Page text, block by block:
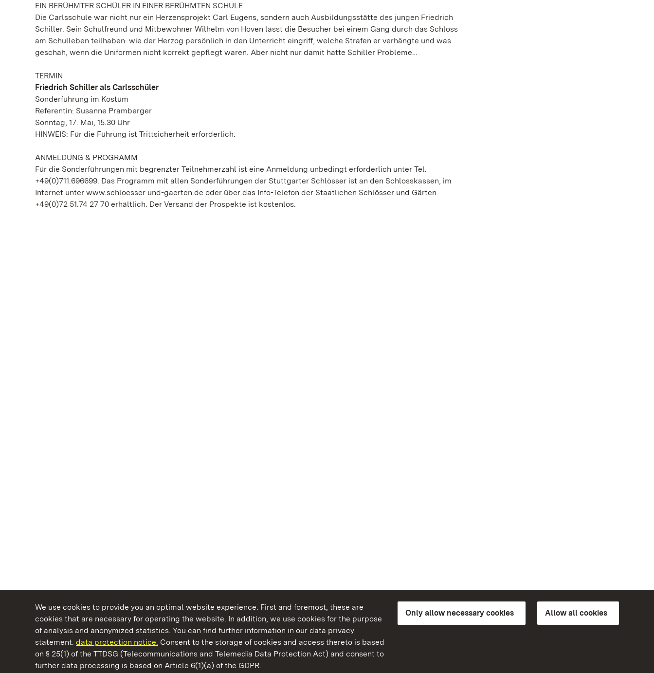
We use cookies to provide you an optimal website experience. First and foremost, these are
cookies that are necessary for operating the website. In addition, we use cookies for the purpose
of analysis and anonymized statistics. You can find further information in our data privacy
statement. data protection notice. Consent to the storage of cookies and access thereto is based
on § 25(1) of the TTDSG (Telecommunications and Telemedia Data Protection Act) and consent to
further data processing is based on Article 6(1)(a) of the GDPR.
Only allow necessary cookies Allow all cookies
EIN BERÜHMTER SCHÜLER IN EINER BERÜHMTEN SCHULE
Die Carlsschule war nicht nur ein Herzensprojekt Carl Eugens, sondern auch Ausbildungsstätte des jungen Friedrich
Schiller. Sein Schulfreund und Mitbewohner Wilhelm von Hoven lässt die Besucher bei einem Gang durch das Schloss
am Schulleben teilhaben: wie der Herzog persönlich in den Unterricht eingriff, welche Strafen er verhängte und was
geschah, wenn die Uniformen nicht korrekt gepflegt waren. Aber nicht nur damit hatte Schiller Probleme…
TERMIN
Friedrich Schiller als Carlsschüler
Sonderführung im Kostüm
Referentin: Susanne Pramberger
Sonntag, 17. Mai, 15.30 Uhr
HINWEIS: Für die Führung ist Trittsicherheit erforderlich.
ANMELDUNG & PROGRAMM
Für die Sonderführungen mit begrenzter Teilnehmerzahl ist eine Anmeldung unbedingt erforderlich unter Tel.
+49(0)711.696699. Das Programm mit allen Sonderführungen der Stuttgarter Schlösser ist an den Schlosskassen, im
Internet unter www.schloesser und-gaerten.de oder über das Info-Telefon der Staatlichen Schlösser und Gärten
+49(0)72 51.74 27 70 erhältlich. Der Versand der Prospekte ist kostenlos.
State Palaces and Gardens of Baden-Wuerttemberg